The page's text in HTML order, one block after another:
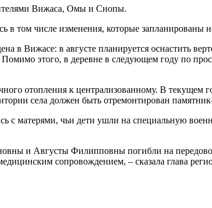
Вижаса, Омы и Снопы.
в том числе изменения, которые запланированы
в Вижасе: в августе планируется оснастить
этого, в деревне в следующем году по
отопления к централизованному. В текущем
села должен быть отремонтирован
с матерями, чьи дети ушли на специальную
и Августы Филипповны погибли на
сопровождением, – сказала глава